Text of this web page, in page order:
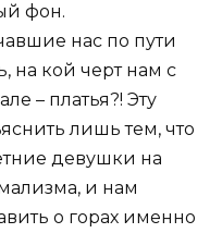
фон.
нас по пути
на кой черт нам с
– платья?! Эту
лишь тем, что
девушки на
и нам
о горах именно